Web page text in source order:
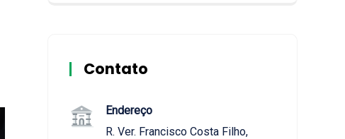
Contato
Endereço
R. Ver. Francisco Costa Filho,